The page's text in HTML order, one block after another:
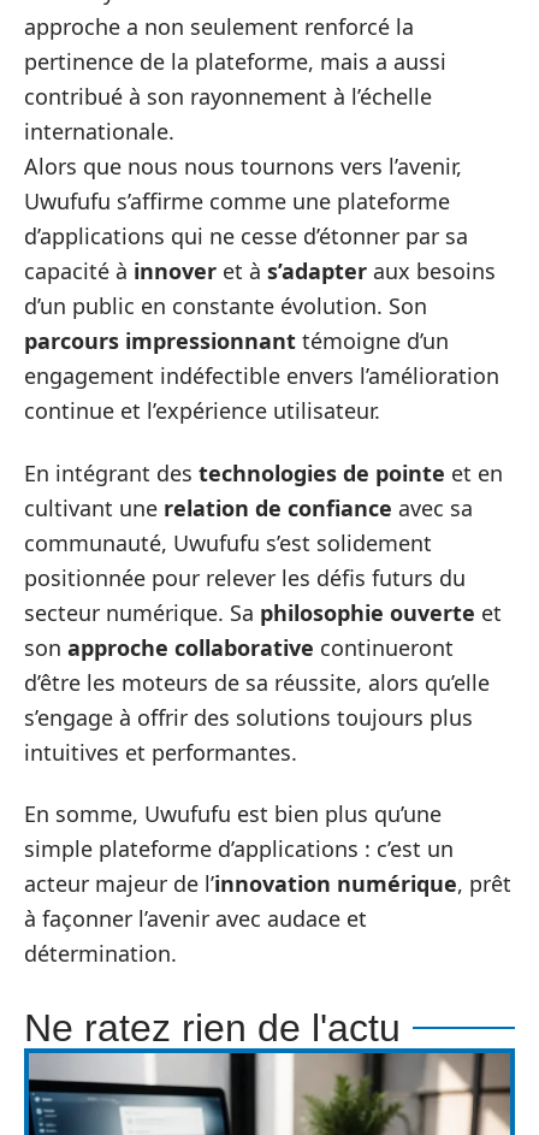
approche a non seulement renforcé la
pertinence de la plateforme, mais a aussi
contribué à son rayonnement à l’échelle
internationale.
Alors que nous nous tournons vers l’avenir,
Uwufufu s’affirme comme une plateforme
d’applications qui ne cesse d’étonner par sa
capacité à innover et à s’adapter aux besoins
d’un public en constante évolution. Son
parcours impressionnant témoigne d’un
engagement indéfectible envers l’amélioration
continue et l’expérience utilisateur.
En intégrant des technologies de pointe et en
cultivant une relation de confiance avec sa
communauté, Uwufufu s’est solidement
positionnée pour relever les défis futurs du
secteur numérique. Sa philosophie ouverte et
son approche collaborative continueront
d’être les moteurs de sa réussite, alors qu’elle
s’engage à offrir des solutions toujours plus
intuitives et performantes.
En somme, Uwufufu est bien plus qu’une
simple plateforme d’applications : c’est un
acteur majeur de l’innovation numérique, prêt
à façonner l’avenir avec audace et
détermination.
Ne ratez rien de l'actu